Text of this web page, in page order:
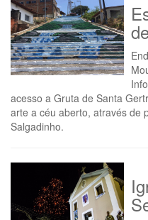
acesso a Gruta de Santa
arte a céu aberto, através de
Salgadinho.